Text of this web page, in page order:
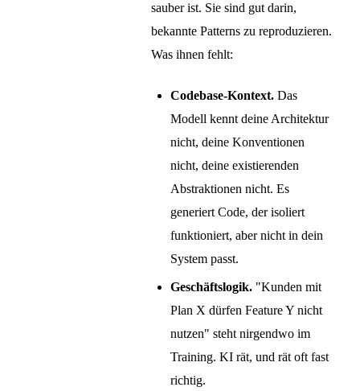
sauber ist. Sie sind gut darin,
bekannte Patterns zu reproduzieren.
Was ihnen fehlt:
Codebase-Kontext. Das
Modell kennt deine Architektur
nicht, deine Konventionen
nicht, deine existierenden
Abstraktionen nicht. Es
generiert Code, der isoliert
funktioniert, aber nicht in dein
System passt.
Geschäftslogik. "Kunden mit
Plan X dürfen Feature Y nicht
nutzen" steht nirgendwo im
Training. KI rät, und rät oft fast
richtig.